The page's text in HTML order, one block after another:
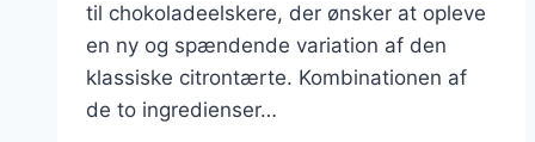
til chokoladeelskere, der ønsker at opleve
en ny og spændende variation af den
klassiske citrontærte. Kombinationen af
de to ingredienser…